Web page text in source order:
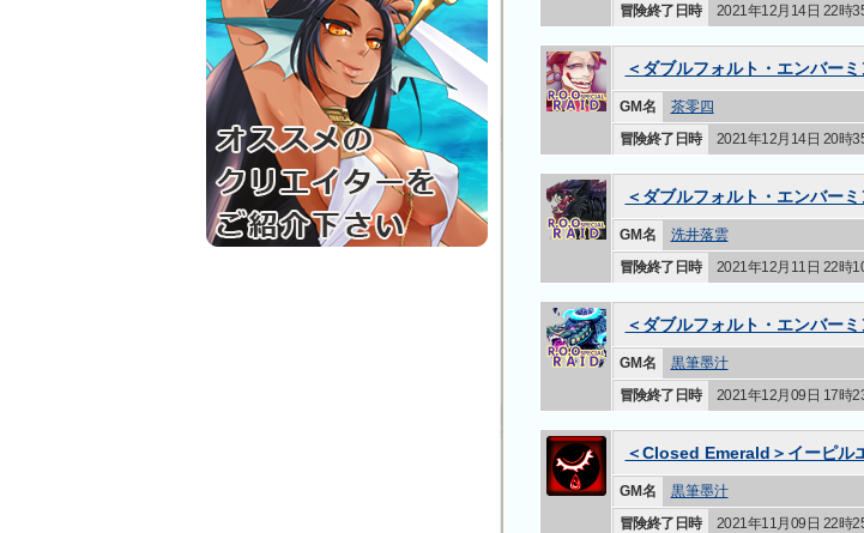
冒険終了日時
2021年12月14日 22時
＜ダブルフォルト・エンバ
GM名 茶零四
冒険終了日時
2021年12月14日 20時
＜ダブルフォルト・エンバー
GM名 洗井落雲
冒険終了日時
2021年12月11日 22時
＜ダブルフォルト・エンバー
GM名 黒筆墨汁
冒険終了日時
2021年12月09日 17時
＜Closed Emerald＞イーピル
GM名 黒筆墨汁
冒険終了日時
2021年11月09日 22時